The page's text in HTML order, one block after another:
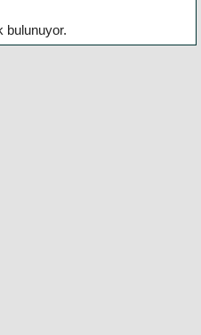
bulunuyor.